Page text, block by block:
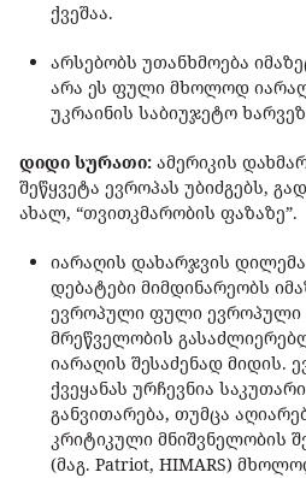
ქვეშაა.
არსებობს უთანხმოება
არა ეს ფული მხოლოდ
უკრაინის საბიუჯეტო
დიდი სურათი: ამერიკის
შეწყვეტა ევროპას უბიძგებს,
ახალ, “თვითკმარობის ფაზაზე”.
იარაღის დახარჯვის
დებატები მიმდინარეობს
ევროპული ფული ევროპული
მრეწველობის
იარაღის შესაძენად მიდის.
ქვეყანას ურჩევნია
განვითარება, თუმცა
კრიტიკული მნიშვნელობის
(მაგ. Patriot, HIMARS)